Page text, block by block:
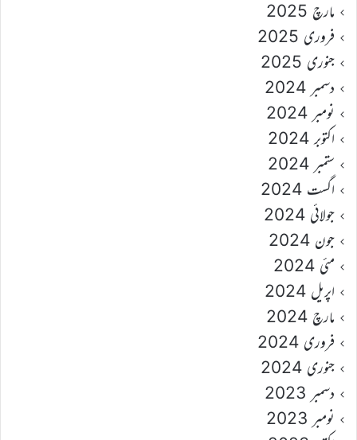
مارچ 2025
فروری 2025
جنوری 2025
دسمبر 2024
نومبر 2024
اکتوبر 2024
ستمبر 2024
اگست 2024
جولائی 2024
جون 2024
مئی 2024
اپریل 2024
مارچ 2024
فروری 2024
جنوری 2024
دسمبر 2023
نومبر 2023